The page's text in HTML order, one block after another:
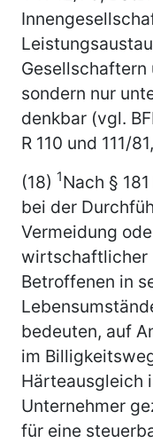
sondern nur
denkbar (vgl.
R 110 und 111/
(18) 1Nach §
bei der
Vermeidung
wirtschaftlicher
Betroffenen in
bedeuten, auf
im
Härteausgleich
Unternehmer
für eine